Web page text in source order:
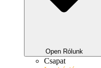
Open Rólunk
Csapat